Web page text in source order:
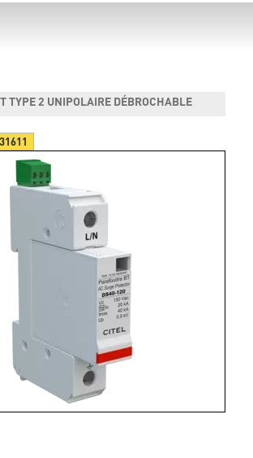
TYPE 2 UNIPOLAIRE DÉBROCHABLE